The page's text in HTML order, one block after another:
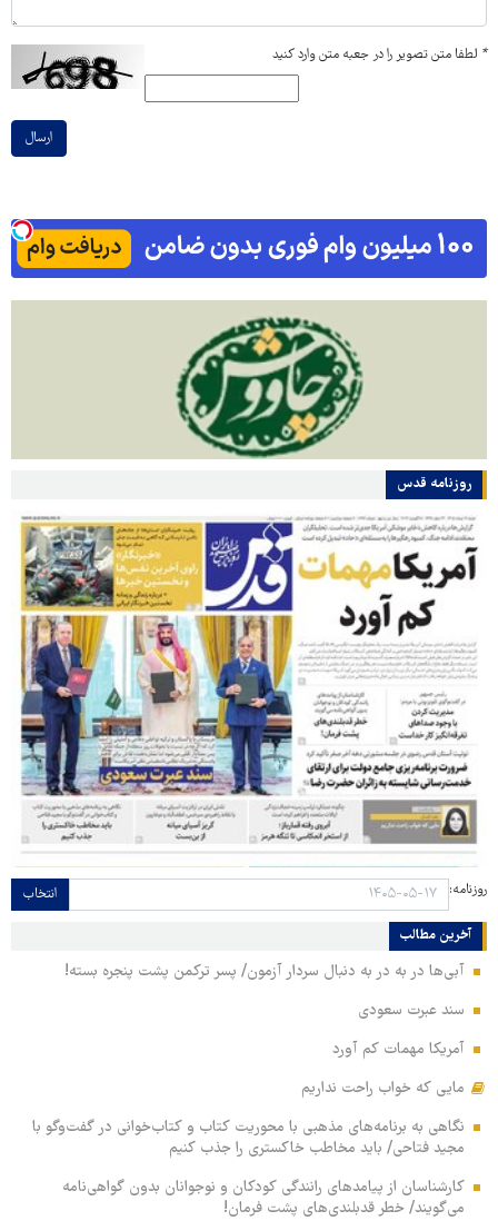
* لطفا متن تصویر را در جعبه متن وارد کنید
ارسال
روزنامه قدس
روزنامه: انتخاب
آخرین مطالب
آبی‌ها در به در به دنبال سردار آزمون/ پسر ترکمن پشت پنجره بسته!
سند عبرت سعودی
آمریکا مهمات کم آورد
مایی که خواب راحت نداریم
نگاهی به برنامه‌های مذهبی با محوریت کتاب و کتاب‌خوانی در گفت‌وگو با
مجید فتاحی/ باید مخاطب خاکستری را جذب کنیم
کارشناسان از پیامدهای رانندگی کودکان و نوجوانان بدون گواهی‌نامه
می‌گویند/ خطر قدبلندی‌های پشت فرمان!